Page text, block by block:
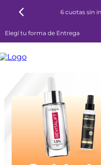
6 cuotas sin
Elegí tu forma de Entrega